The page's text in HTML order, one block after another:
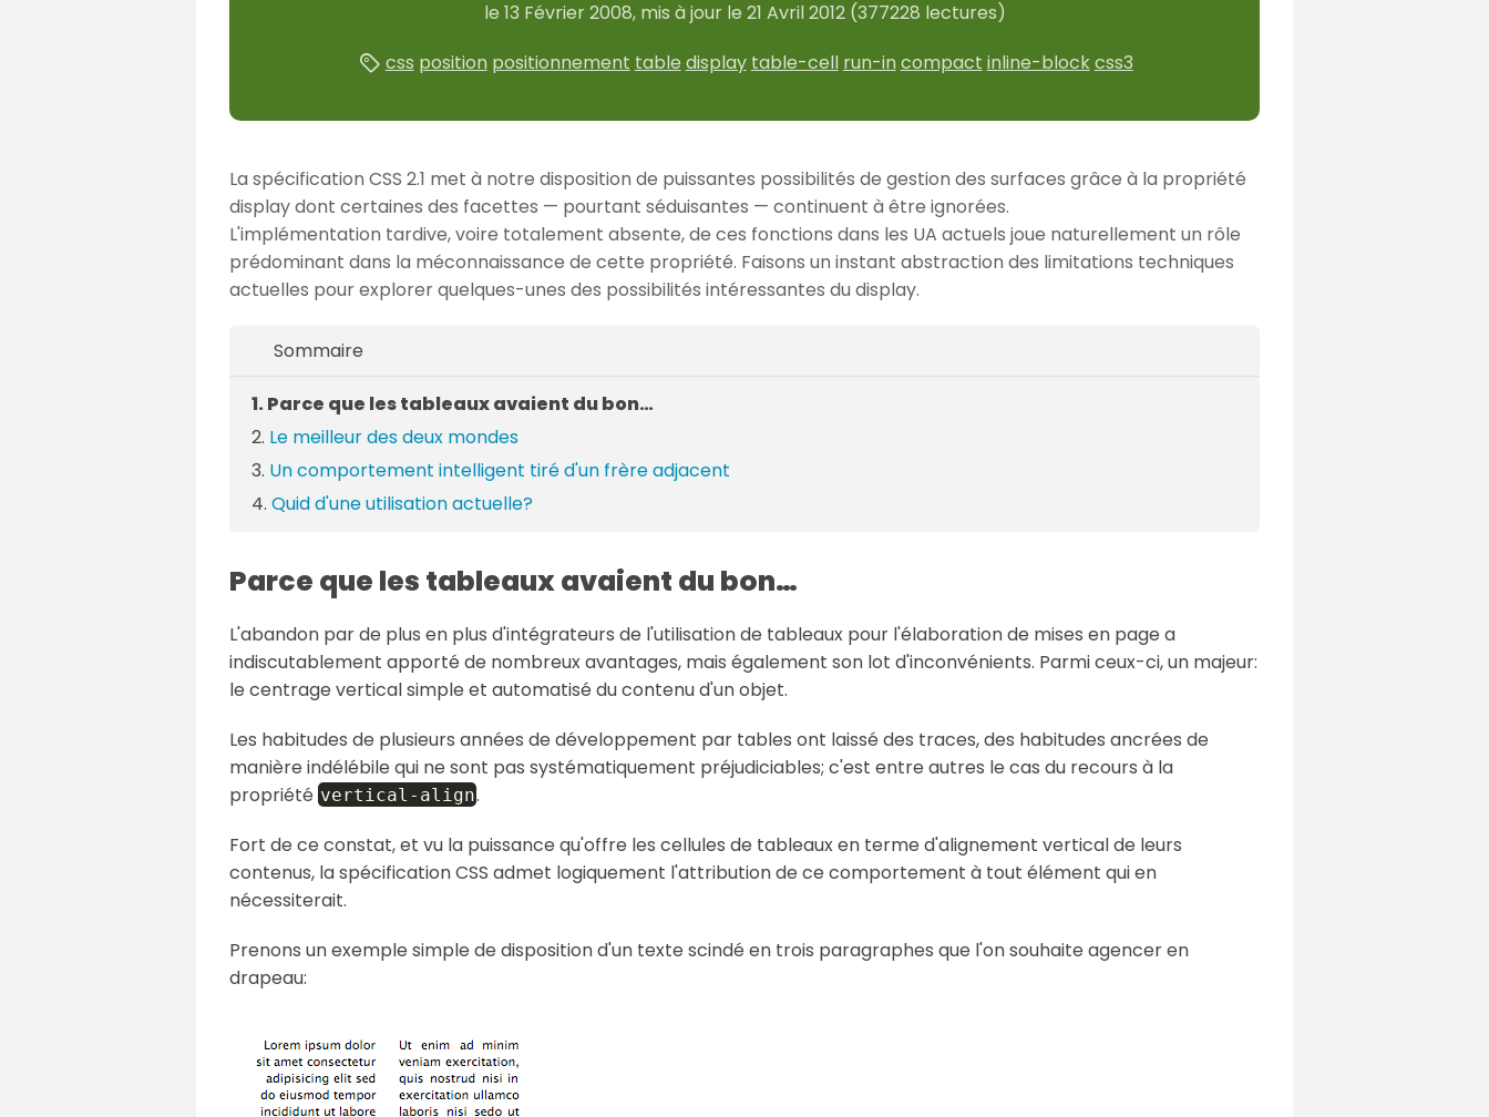
le 13 Février 2008, mis à jour le 21 Avril 2012(377228 lectures)
css position positionnement table display table-cell run-incompact inline-blockcss3
La spécification CSS 2.1 met à notre disposition de puissantes possibilités de gestion des surfaces grâce à la propriété
display dont certaines des facettes — pourtant séduisantes — continuent à être ignorées.
L'implémentation tardive, voire totalement absente, de ces fonctions dans les UA actuels joue naturellement un rôle
prédominant dans la méconnaissance de cette propriété. Faisons un instant abstraction des limitations techniques
actuelles pour explorer quelques-unes des possibilités intéressantes du display.
Sommaire
Parce que les tableaux avaient du bon…
Le meilleur des deux mondes
Un comportement intelligent tiré d'un frère adjacent
Quid d'une utilisation actuelle?
Parce que les tableaux avaient du bon…
L'abandon par de plus en plus d'intégrateurs de l'utilisation de tableaux pour l'élaboration de mises en page a
indiscutablement apporté de nombreux avantages, mais également son lot d'inconvénients. Parmi ceux-ci, un majeur:
le centrage vertical simple et automatisé du contenu d'un objet.
Les habitudes de plusieurs années de développement par tables ont laissé des traces, des habitudes ancrées de
manière indélébile qui ne sont pas systématiquement préjudiciables; c'est entre autres le cas du recours à la
propriété vertical-align.
Fort de ce constat, et vu la puissance qu'offre les cellules de tableaux en terme d'alignement vertical de leurs
contenus, la spécification CSS admet logiquement l'attribution de ce comportement à tout élément qui en
nécessiterait.
Prenons un exemple simple de disposition d'un texte scindé en trois paragraphes que l'on souhaite agencer en
drapeau: